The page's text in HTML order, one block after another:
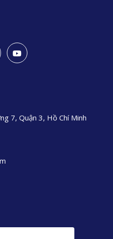
7, Quận 3, Hồ Chí Minh